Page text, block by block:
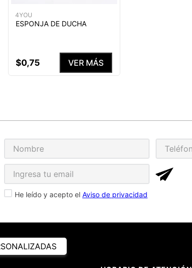
4YOU
ESPONJA DE DUCHA
$0,75 VER MÁS
He leído y acepto el Aviso de privacidad